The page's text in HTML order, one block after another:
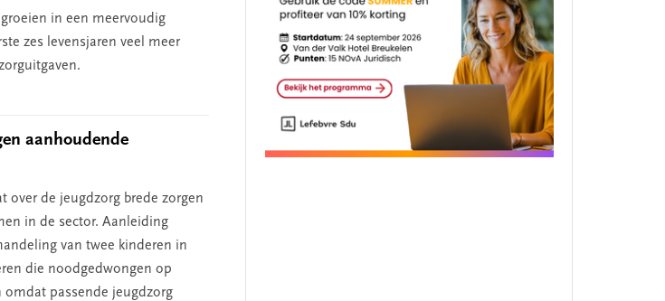
in een meervoudig
zes levensjaren veel meer
aanhoudende
over de jeugdzorg brede zorgen
in de sector. Aanleiding
van twee kinderen in
die noodgedwongen op
omdat passende jeugdzorg